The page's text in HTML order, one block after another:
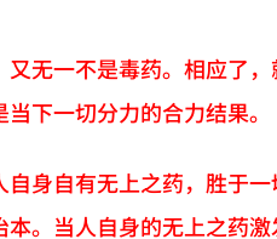
无一不是毒药。相应了
下一切分力的合力结果。
身自有无上之药，胜于
。当人自身的无上之药激